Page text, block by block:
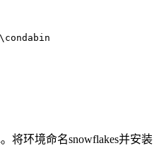
将环境命名snowflakes并安装